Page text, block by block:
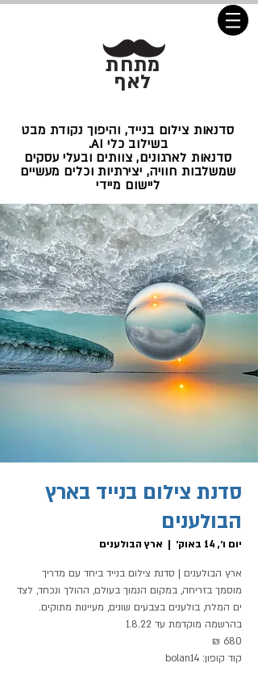
מתחת
לאף
סדנאות צילום בנייד, והיפוך נקודת מבט
בשילוב כלי AI.
סדנאות לארגונים, צוותים ובעלי עסקים
שמשלבות חוויה, יצירתיות וכלים מעשיים
ליישום מיידי
סדנת צילום בנייד בארץ
הבולענים
יום ו׳, 14 באוק׳
  |
ארץ הבולענים
ארץ הבולענים | סדנת צילום בנייד ביחד עם מדריך
מוסמך בזריחה, במקום הנמוך בעולם, ההולך ונכחד, לצד
קוד קופון: bolan14